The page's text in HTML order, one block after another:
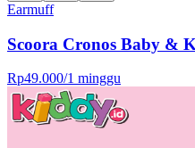
Earmuff
Scoora Cronos Baby &
Rp49.000/1 minggu